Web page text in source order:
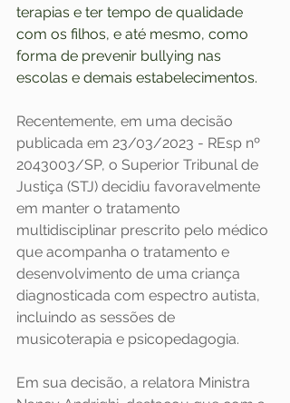
terapias e ter tempo de qualidade
com os filhos, e até mesmo, como
forma de prevenir bullying nas
escolas e demais estabelecimentos.
Recentemente, em uma decisão
publicada em 23/03/2023 - REsp nº
2043003/SP, o Superior Tribunal de
Justiça (STJ) decidiu favoravelmente
em manter o tratamento
multidisciplinar prescrito pelo médico
que acompanha o tratamento e
desenvolvimento de uma criança
diagnosticada com espectro autista,
incluindo as sessões de
musicoterapia e psicopedagogia.
Em sua decisão, a relatora Ministra